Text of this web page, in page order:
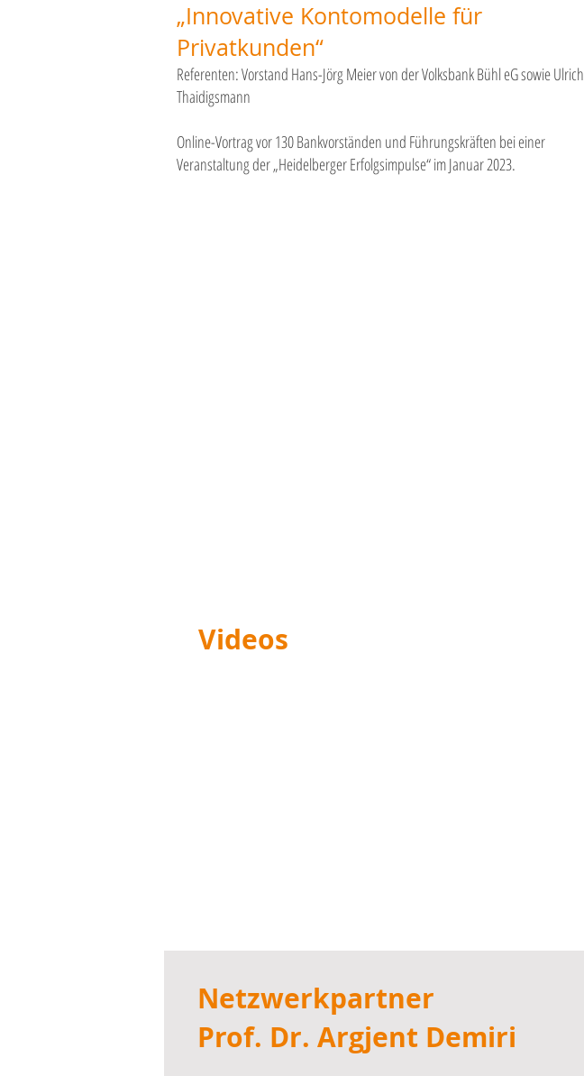
„Innovative Kontomodelle für
Privatkunden“
Referenten: Vorstand Hans-Jörg Meier von der Volksbank Bühl eG sowie Ulrich
Thaidigsmann
Online-Vortrag vor 130 Bankvorständen und Führungskräften bei einer
Veranstaltung der „Heidelberger Erfolgsimpulse“ im Januar 2023.
Videos
Netzwerkpartner
Prof. Dr. Argjent Demiri